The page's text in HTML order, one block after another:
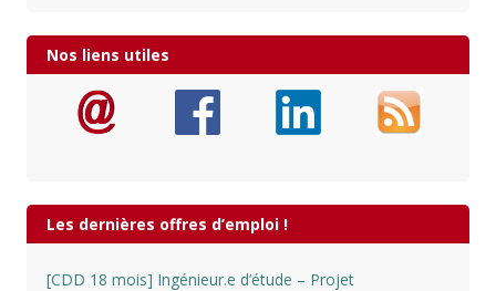
Nos liens utiles
Les dernières offres d’emploi !
[CDD 18 mois] Ingénieur.e d’étude – Projet